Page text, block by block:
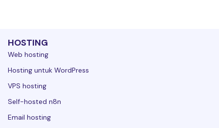
HOSTING
Web hosting
Hosting untuk WordPress
VPS hosting
Self-hosted n8n
Email hosting